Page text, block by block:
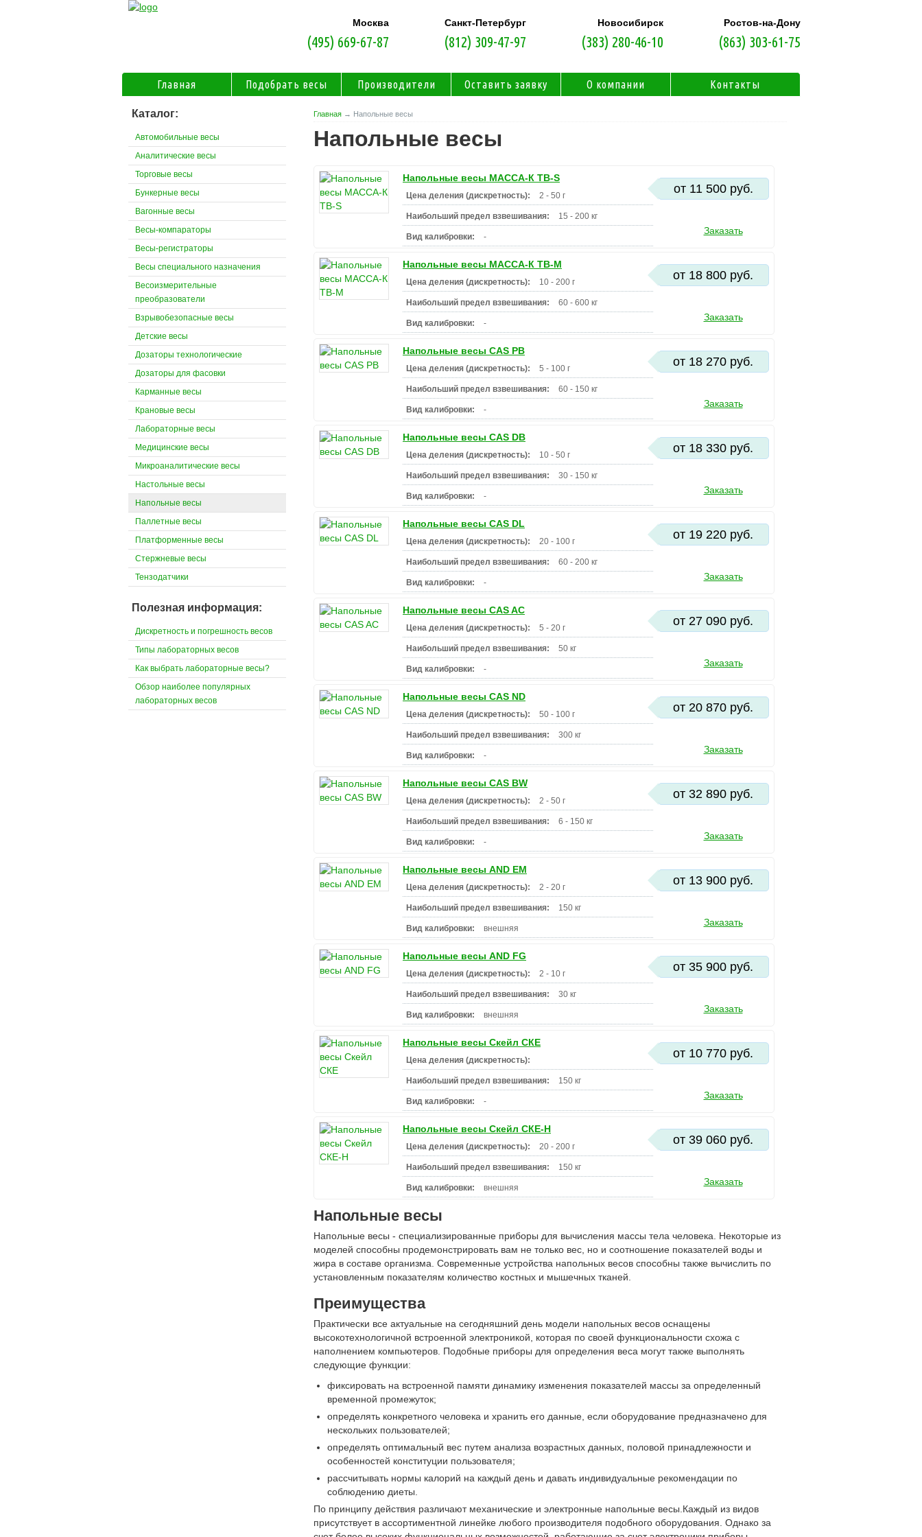
Главная → Напольные весы
Напольные весы
Напольные весы МАССА-К ТВ-S
Цена деления (дискретность): 2 - 50 г
Наибольший предел взвешивания: 15 - 200 кг
Вид калибровки: -
от 11 500 руб.
Заказать
Напольные весы МАССА-К ТВ-M
Цена деления (дискретность): 10 - 200 г
Наибольший предел взвешивания: 60 - 600 кг
Вид калибровки: -
от 18 800 руб.
Заказать
Напольные весы CAS PB
Цена деления (дискретность): 5 - 100 г
Наибольший предел взвешивания: 60 - 150 кг
Вид калибровки: -
от 18 270 руб.
Заказать
Напольные весы CAS DB
Цена деления (дискретность): 10 - 50 г
Наибольший предел взвешивания: 30 - 150 кг
Вид калибровки: -
от 18 330 руб.
Заказать
Напольные весы CAS DL
Цена деления (дискретность): 20 - 100 г
Наибольший предел взвешивания: 60 - 200 кг
Вид калибровки: -
от 19 220 руб.
Заказать
Напольные весы CAS AC
Цена деления (дискретность): 5 - 20 г
Наибольший предел взвешивания: 50 кг
Вид калибровки: -
от 27 090 руб.
Заказать
Напольные весы CAS ND
Цена деления (дискретность): 50 - 100 г
Наибольший предел взвешивания: 300 кг
Вид калибровки: -
от 20 870 руб.
Заказать
Напольные весы CAS BW
Цена деления (дискретность): 2 - 50 г
Наибольший предел взвешивания: 6 - 150 кг
Вид калибровки: -
от 32 890 руб.
Заказать
Напольные весы AND EM
Цена деления (дискретность): 2 - 20 г
Наибольший предел взвешивания: 150 кг
Вид калибровки: внешняя
от 13 900 руб.
Заказать
Напольные весы AND FG
Цена деления (дискретность): 2 - 10 г
Наибольший предел взвешивания: 30 кг
Вид калибровки: внешняя
от 35 900 руб.
Заказать
Напольные весы Скейл СКЕ
Цена деления (дискретность):
Наибольший предел взвешивания: 150 кг
Вид калибровки: -
от 10 770 руб.
Заказать
Напольные весы Скейл СКЕ-Н
Цена деления (дискретность): 20 - 200 г
Наибольший предел взвешивания: 150 кг
Вид калибровки: внешняя
от 39 060 руб.
Заказать
Напольные весы
Напольные весы - специализированные приборы для вычисления массы тела человека. Некоторые из
моделей способны продемонстрировать вам не только вес, но и соотношение показателей воды и
жира в составе организма. Современные устройства напольных весов способны также вычислить по
установленным показателям количество костных и мышечных тканей.
Преимущества
Практически все актуальные на сегодняшний день модели напольных весов оснащены
высокотехнологичной встроенной электроникой, которая по своей функциональности схожа с
наполнением компьютеров. Подобные приборы для определения веса могут также выполнять
следующие функции:
фиксировать на встроенной памяти динамику изменения показателей массы за определенный
временной промежуток;
определять конкретного человека и хранить его данные, если оборудование предназначено для
нескольких пользователей;
определять оптимальный вес путем анализа возрастных данных, половой принадлежности и
особенностей конституции пользователя;
рассчитывать нормы калорий на каждый день и давать индивидуальные рекомендации по
соблюдению диеты.
По принципу действия различают механические и электронные напольные весы.Каждый из видов
присутствует в ассортиментной линейке любого производителя подобного оборудования. Однако за
Каталог:
Автомобильные весы
Аналитические весы
Торговые весы
Бункерные весы
Вагонные весы
Весы-компараторы
Весы-регистраторы
Весы специального назначения
Весоизмерительные
преобразователи
Взрывобезопасные весы
Детские весы
Дозаторы технологические
Дозаторы для фасовки
Карманные весы
Крановые весы
Лабораторные весы
Медицинские весы
Микроаналитические весы
Настольные весы
Напольные весы
Паллетные весы
Платформенные весы
Стержневые весы
Тензодатчики
Полезная информация:
Дискретность и погрешность весов
Типы лабораторных весов
Как выбрать лабораторные весы?
Обзор наиболее популярных
лабораторных весов
Ростов-на-Дону
(863) 303-61-75
Новосибирск
(383) 280-46-10
Санкт-Петербург
(812) 309-47-97
Москва
(495) 669-67-87
Главная Подобрать весы Производители Оставить заявку О компании Контакты